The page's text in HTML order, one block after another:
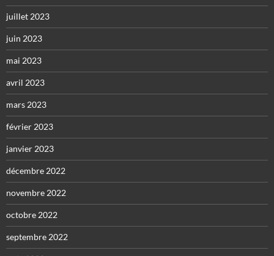
juillet 2023
juin 2023
mai 2023
avril 2023
mars 2023
février 2023
janvier 2023
décembre 2022
novembre 2022
octobre 2022
septembre 2022